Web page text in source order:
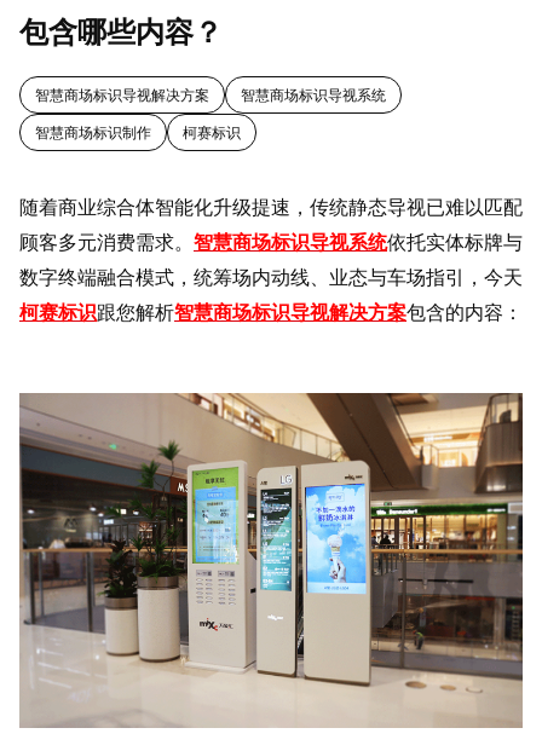
包含哪些内容？
智慧商场标识导视解决方案 智慧商场标识导视系统
智慧商场标识制作 柯赛标识
随着商业综合体智能化升级提速，传统静态导视已难以匹配
顾客多元消费需求。 智慧商场标识导视系统依托实体标牌与
数字终端融合模式，统筹场内动线、业态与车场指引，今天
柯赛标识跟您解析智慧商场标识导视解决方案包含的内容：